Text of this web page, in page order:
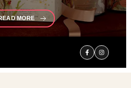
MORE